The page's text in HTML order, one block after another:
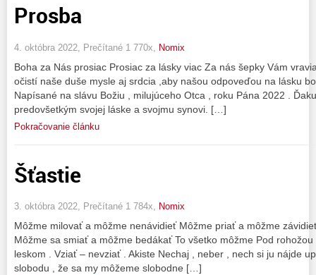
Prosba
4. októbra 2022, Prečítané 1 770x, Nomix
Boha za Nás prosiac Prosiac za lásky viac Za nás šepky Vám
očistí naše duše mysle aj srdcia ,aby našou odpoveďou na lásku
Napísané na slávu Božiu , milujúceho Otca , roku Pána 2022 .
predovšetkým svojej láske a svojmu synovi. […]
Pokračovanie článku
Šťastie
3. októbra 2022, Prečítané 1 784x, Nomix
Môžme milovať a môžme nenávidieť Môžme priať a môžme
Môžme sa smiať a môžme bedákať To všetko môžme Pod
leskom . Vziať – nevziať . Akiste Nechaj , neber , nech si ju nájde
slobodu , že sa my môžeme slobodne […]